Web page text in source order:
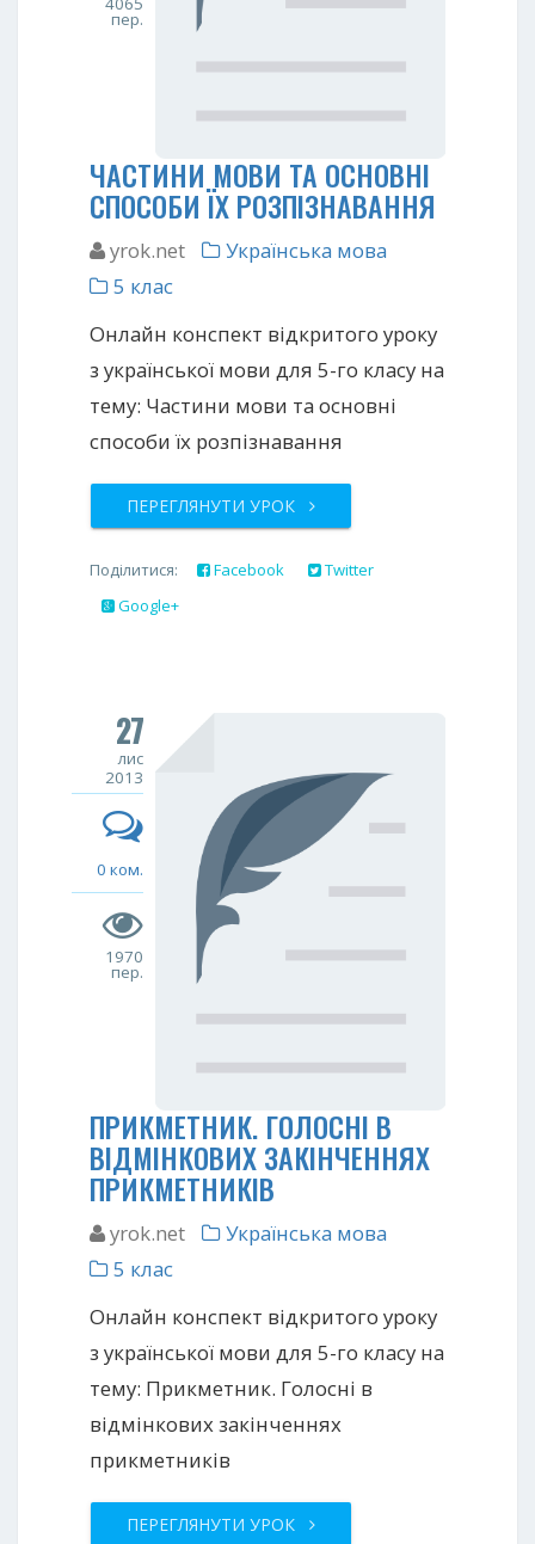
пер.
ЧАСТИНИ МОВИ ТА ОСНОВНІ
СПОСОБИ ЇХ РОЗПІЗНАВАННЯ
yrok.net
Українська мова
5 клас
Онлайн конспект відкритого уроку
з української мови для 5-го класу на
тему: Частини мови та основні
способи їх розпізнавання
ПЕРЕГЛЯНУТИ УРОК
Поділитися: Facebook
Twitter
Google+
27
лис
2013
0 ком.
1970
пер.
ПРИКМЕТНИК. ГОЛОСНІ В
ВІДМІНКОВИХ ЗАКІНЧЕННЯХ
ПРИКМЕТНИКІВ
yrok.net
Українська мова
5 клас
Онлайн конспект відкритого уроку
з української мови для 5-го класу на
тему: Прикметник. Голосні в
відмінкових закінченнях
прикметників
ПЕРЕГЛЯНУТИ УРОК